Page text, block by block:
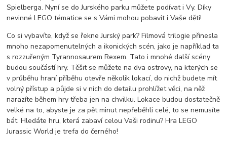
Spielberga. Nyní se do Jurského parku můžete podívat i Vy. Díky
nevinné LEGO tématice se s Vámi mohou pobavit i Vaše děti!
Co si vybavíte, když se řekne Jurský park? Filmová trilogie přinesla
mnoho nezapomenutelných a ikonických scén, jako je například ta
s rozzuřeným Tyrannosaurem Rexem. Tato i mnohé další scény
budou součástí hry. Těšit se můžete na dva ostrovy, na kterých se
v průběhu hraní příběhu otevře několik lokací, do nichž budete mít
volný přístup a půjde si v nich do detailu prohlížet věci, na něž
narazíte během hry třeba jen na chvilku. Lokace budou dostatečně
velké na to, abyste je za pět minut nepřeběhli celé, to se nemusíte
bát. Hledáte hru, která zabaví celou Vaši rodinu? Hra LEGO
Jurassic World je trefa do černého!